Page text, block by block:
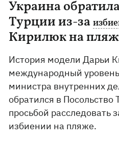
Украина
Турции из-за
Кирилюк на
История модели Дарьи
международный
министра внутренних
обратился в Посольство
просьбой расследовать
избиении на пляже.